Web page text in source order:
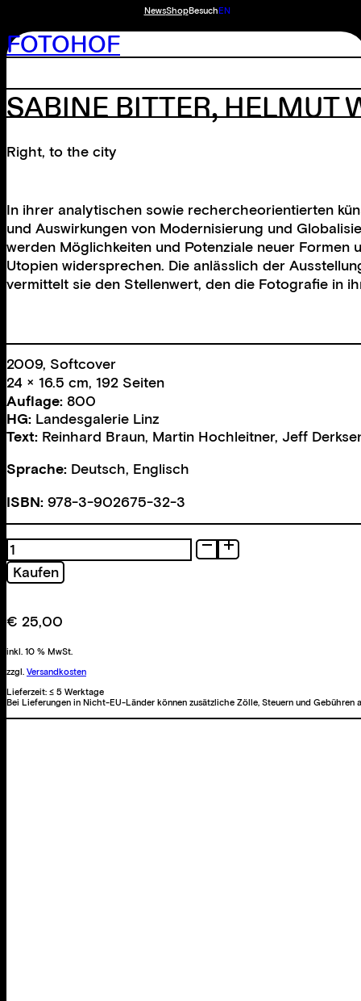
NewsShopBesuchEN
FOTOHOF
SABINE BITTER,HELMUT
Right, to the city
In ihrer analytischen sowie rechercheorientierten
und Auswirkungen von Modernisierung und
werden Möglichkeiten und Potenziale neuer
Utopien widersprechen. Die anlässlich der
vermittelt sie den Stellenwert, den die Fotografie in
2009, Softcover
24 × 16.5 cm, 192 Seiten
Auflage: 800
HG: Landesgalerie Linz
Text: Reinhard Braun, Martin Hochleitner, Jeff
Sprache: Deutsch, Englisch
ISBN: 978-3-902675-32-3
Right,
to
the
Menge
Kaufen
€ 25,00
inkl. 10 % MwSt.
zzgl. Versandkosten
Lieferzeit: ≤ 5 Werktage
Bei Lieferungen in Nicht-EU-Länder können zusätzliche Zölle, Steuern und Gebühren